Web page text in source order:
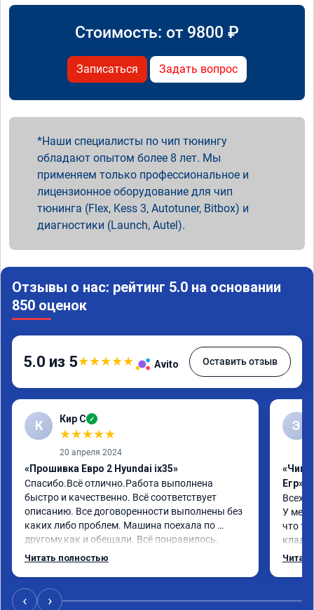
Стоимость: от 9800 ₽
Записаться Задать вопрос
Наши специалисты по чип тюнингу
обладают опытом более 8 лет. Мы
применяем только профессиональное и
лицензионное оборудование для чип
тюнинга (Flex, Kess 3, Autotuner, Bitbox) и
диагностики (Launch, Autel).
Отзывы о нас: рейтинг 5.0 на основании
850 оценок
5.0 из 5★★★★★ Avito Оставить отзыв
К Кир С ✓
★★★★★
20 апреля 2024
«Прошивка Евро 2 Hyundai ix35»
Спасибо.Всё отлично.Работа выполнена
быстро и качественно. Всё соответствует
описанию. Все договоренности выполнены без
каких либо проблем. Машина поехала по
другому,как и обещали. Всё понравилось.
Рекомендую данную компанию.
Читать полностью
Э
«Чип
Егр»
Всех
У
что
и ЕГР
‹ ›